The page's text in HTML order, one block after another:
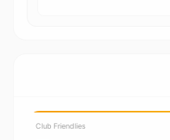
Club Friendlies